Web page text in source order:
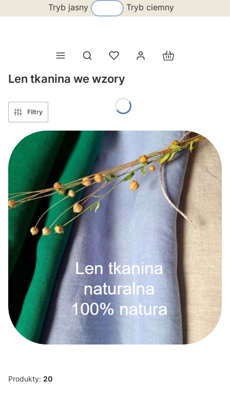
Tryb jasny Tryb ciemny
Otwórz wyszukiwarkę Produkty w
Len tkanina we wzory
Filtry
Produkty: 20